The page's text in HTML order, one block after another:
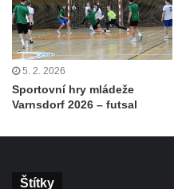
5. 2. 2026
Sportovní hry mládeže
Varnsdorf 2026 – futsal
Štítky